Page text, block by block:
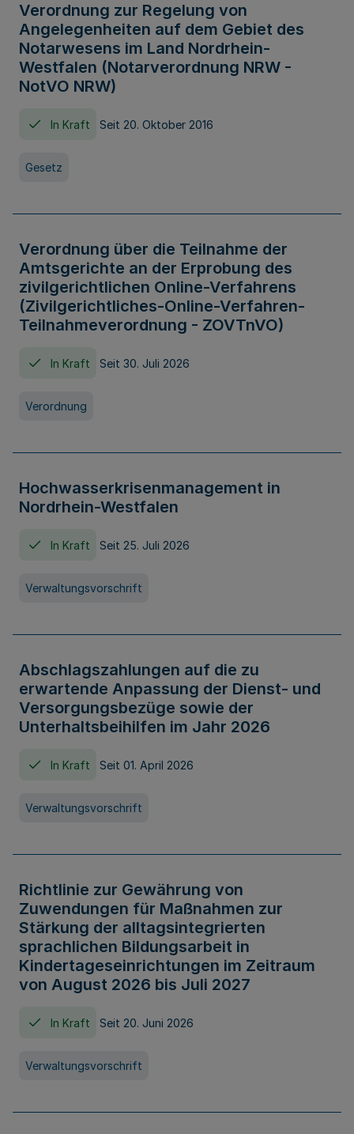
Verordnung zur Regelung von
Angelegenheiten auf dem Gebiet des
Notarwesens im Land Nordrhein-
Westfalen (Notarverordnung NRW -
NotVO NRW)
In Kraft Seit 20. Oktober 2016
Gesetz
Verordnung über die Teilnahme der
Amtsgerichte an der Erprobung des
zivilgerichtlichen Online-Verfahrens
(Zivilgerichtliches-Online-Verfahren-
Teilnahmeverordnung - ZOVTnVO)
In Kraft Seit 30. Juli 2026
Verordnung
Hochwasserkrisenmanagement in
Nordrhein-Westfalen
In Kraft Seit 25. Juli 2026
Verwaltungsvorschrift
Abschlagszahlungen auf die zu
erwartende Anpassung der Dienst- und
Versorgungsbezüge sowie der
Unterhaltsbeihilfen im Jahr 2026
In Kraft Seit 01. April 2026
Verwaltungsvorschrift
Richtlinie zur Gewährung von
Zuwendungen für Maßnahmen zur
Stärkung der alltagsintegrierten
sprachlichen Bildungsarbeit in
Kindertageseinrichtungen im Zeitraum
von August 2026 bis Juli 2027
In Kraft Seit 20. Juni 2026
Verwaltungsvorschrift